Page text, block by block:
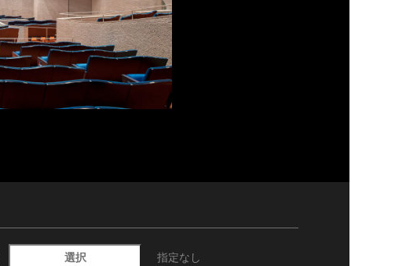
選択 指定なし